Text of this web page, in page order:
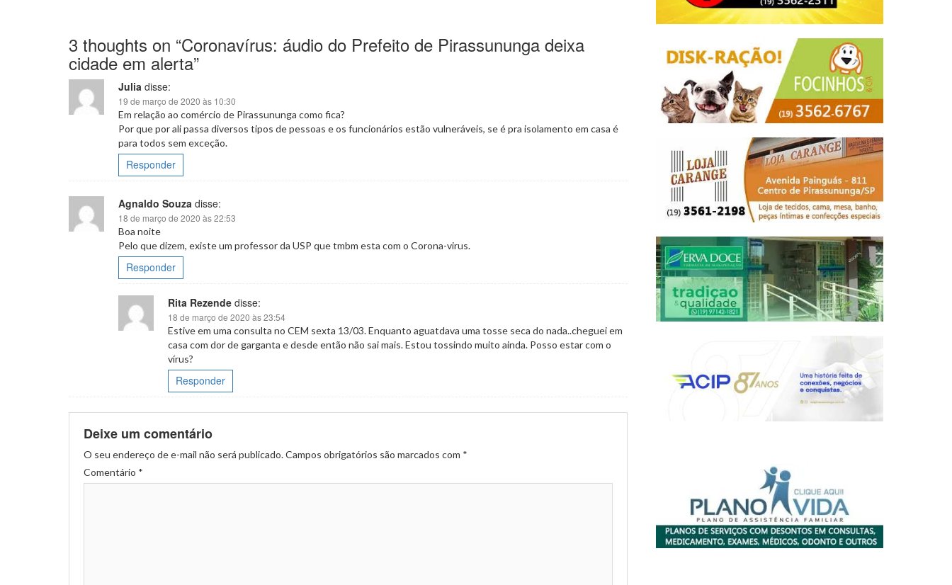
3 thoughts on “Coronavírus: áudio do Prefeito de Pirassununga deixa
cidade em alerta”
Julia disse:
19 de março de 2020 às 10:30
Em relação ao comércio de Pirassununga como fica?
Por que por ali passa diversos tipos de pessoas e os funcionários estão vulneráveis, se é pra isolamento em casa é
para todos sem exceção.
Responder
Agnaldo Souza disse:
18 de março de 2020 às 22:53
Boa noite
Pelo que dizem, existe um professor da USP que tmbm esta com o Corona-virus.
Responder
Rita Rezende disse:
18 de março de 2020 às 23:54
Estive em uma consulta no CEM sexta 13/03. Enquanto aguatdava uma tosse seca do nada..cheguei em
casa com dor de garganta e desde então não sai mais. Estou tossindo muito ainda. Posso estar com o
vírus?
Responder
Deixe um comentário
O seu endereço de e-mail não será publicado.Campos obrigatórios são marcados com *
Comentário *